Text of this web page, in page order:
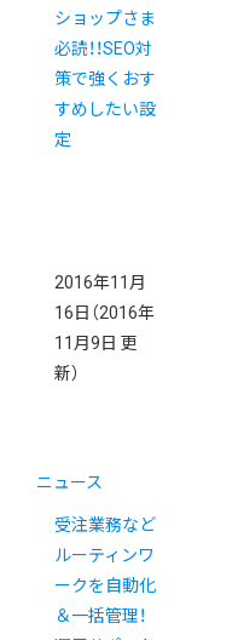
ショップさま
必読！！SEO対
策で強くおす
すめしたい設
定
2016年11月
16日 （2016年
11月9日 更
新）
ニュース
受注業務など
ルーティンワ
ークを自動化
＆一括管理！